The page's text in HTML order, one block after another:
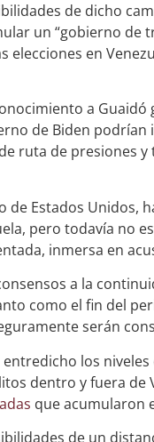
de dicho
un “gobierno de
elecciones en
a
de Biden
ruta de presiones
de Estados Unidos,
pero todavía no
inmersa en
a la
como el fin del
serán
los
dentro y fuera
que acumularon
de un